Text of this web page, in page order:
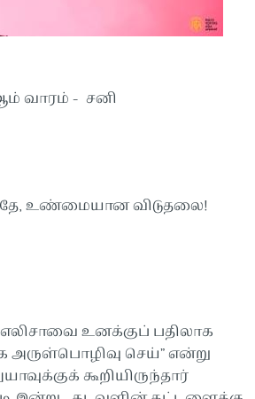
வாரம் - சனி
உண்மையான விடுதலை!
உனக்குப் பதிலாக
செய்” என்று
கூறியிருந்தார்